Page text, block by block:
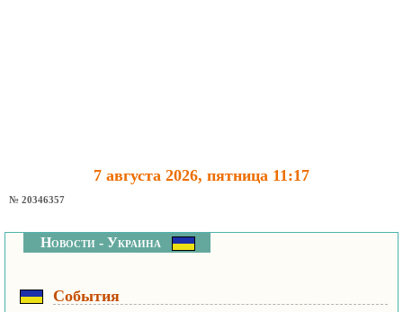
7 августа 2026, пятница 11:17
№ 20346357
Новости - Украина
События